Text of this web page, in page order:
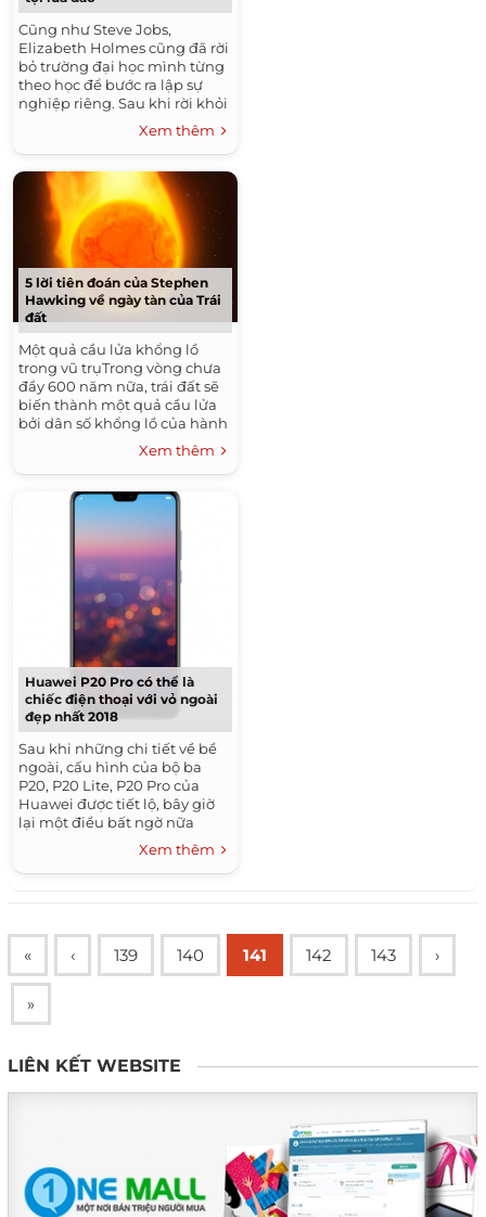
Cũng như Steve Jobs,
Elizabeth Holmes cũng đã rời
bỏ trường đại học mình từng
theo học để bước ra lập sự
nghiệp riêng. Sau khi rời khỏi
đại học Stanford, Elizabeth trở
Xem thêm
5 lời tiên đoán của Stephen
Hawking về ngày tàn của Trái
đất
Một quả cầu lửa khổng lồ
trong vũ trụTrong vòng chưa
đầy 600 năm nữa, trái đất sẽ
biến thành một quả cầu lửa
bởi dân số khổng lồ của hành
tinh sẽ tiêu thụ nhiều năng...
Xem thêm
Huawei P20 Pro có thể là
chiếc điện thoại với vỏ ngoài
đẹp nhất 2018
Sau khi những chi tiết về bề
ngoài, cấu hình của bộ ba
P20, P20 Lite, P20 Pro của
Huawei được tiết lộ, bây giờ
lại một điều bất ngờ nữa
được tung ra: Huawei P20 Pro
Xem thêm
« ‹ 139 140 141 142 143 ›
»
LIÊN KẾT WEBSITE